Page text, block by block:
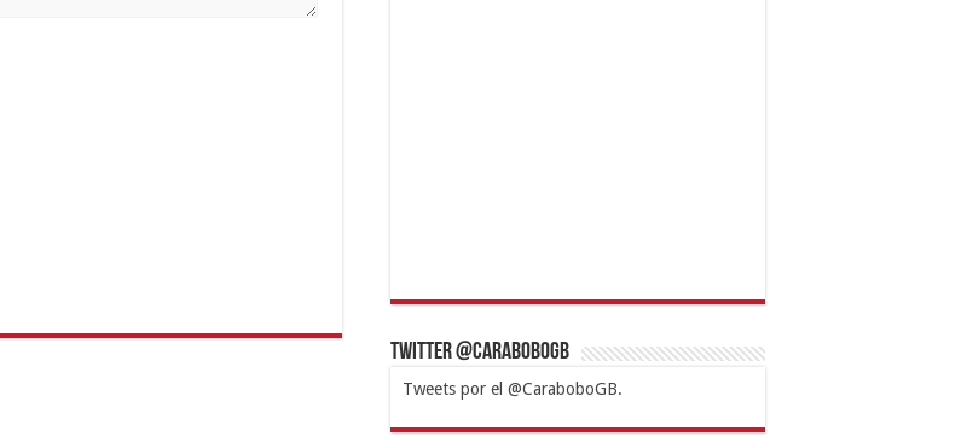
Twitter @CaraboboGB
Tweets por el @CaraboboGB.
1xbetBetturkeyBetistKralbetSupertotobetTipobet
https://mvbcasino.com/